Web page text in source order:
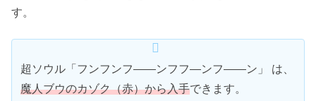
す。
超ソウル「フンフンフ――ンフフ―ンフ――ン」 は、
魔人ブウのカゾク（赤）から入手できます。